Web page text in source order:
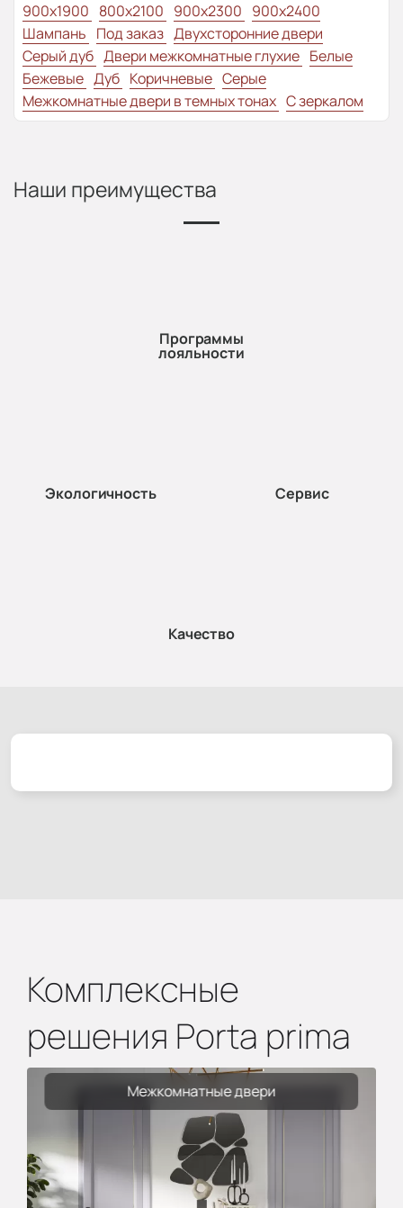
900x1900 800x2100 900x2300 900x2400
Шампань Под заказ Двухсторонние двери
Серый дуб Двери межкомнатные глухие Белые
Бежевые Дуб Коричневые Серые
Межкомнатные двери в темных тонах С зеркалом
Наши преимущества
Программы
лояльности
Экологичность Сервис
Качество
Комплексные
решения Porta prima
Межкомнатные двери